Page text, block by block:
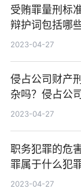
受贿罪量刑标
辩护词包括哪
2023-04-27
侵占公司财产
杂吗？侵占公
罪？
2023-04-27
职务犯罪的危
罪属于什么犯
2023-04-27